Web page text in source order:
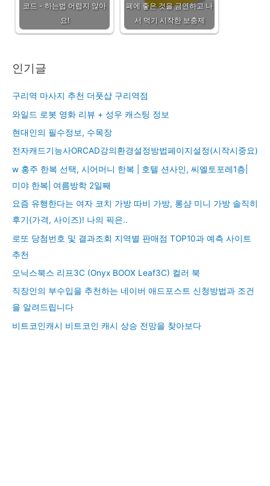
코드 - 하는법 어렵지 않아
요!
폐에 좋은 것을 금연하고 나
서 먹기 시작한 보충제
인기글
구리역 마사지 추천 더풋샵 구리역점
와일드 로봇 영화 리뷰 + 성우 캐스팅 정보
현대인의 필수정보, 수목장
전자캐드기능사ORCAD강의환경설정방법페이지설정(시작시중요)
w 홍주 한복 선택, 시어머니 한복 | 호텔 션사인, 씨엘토포레1층|
미야 한복| 여름방학 2일째
요즘 유행한다는 여자 코치 가방 따비 가방, 롱샴 미니 가방 솔직히
후기(가격, 사이즈)! 나의 픽은..
로또 당첨번호 및 결과조회 지역별 판매점 TOP10과 예측 사이트
추천
오닉스북스 리프3C (Onyx BOOX Leaf3C) 컬러 북
직장인의 부수입을 추천하는 네이버 애드포스트 신청방법과 조건
을 알려드립니다
비트코인캐시 비트코인 캐시 상승 전망을 찾아보다